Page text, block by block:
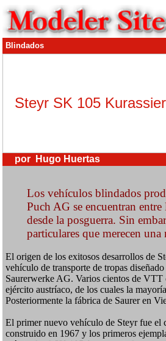
Blindados
Steyr SK 105 Kurassier
por Hugo Huertas
Los vehículos blindados
Puch AG se encuentran
desde la posguerra. Sin
particulares que merecen
El origen de los exitosos desarrollos de
vehículo de transporte de tropas
Saurerwerke AG. Varios cientos de
ejército austríaco, de los cuales la
Posteriormente la fábrica de Saurer en
El primer nuevo vehículo de Steyr fue el
construido en 1967 y los primeros